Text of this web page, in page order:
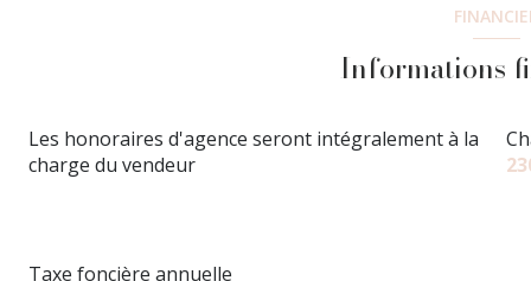
cuisine
Informations
Les honoraires d'agence seront intégralement à la
charge du vendeur
Taxe foncière annuelle